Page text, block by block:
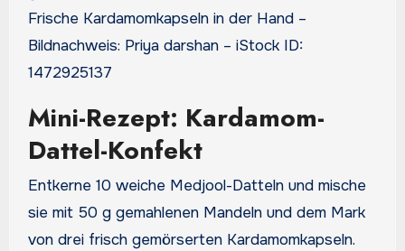
Frische Kardamomkapseln in der Hand –
Bildnachweis: Priya darshan – iStock ID:
1472925137
Mini-Rezept: Kardamom-
Dattel-Konfekt
Entkerne 10 weiche Medjool-Datteln und mische
sie mit 50 g gemahlenen Mandeln und dem Mark
von drei frisch gemörserten Kardamomkapseln.